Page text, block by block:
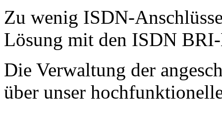
Zu wenig ISDN-
Lösung mit den ISDN
Die Verwaltung der
über unser